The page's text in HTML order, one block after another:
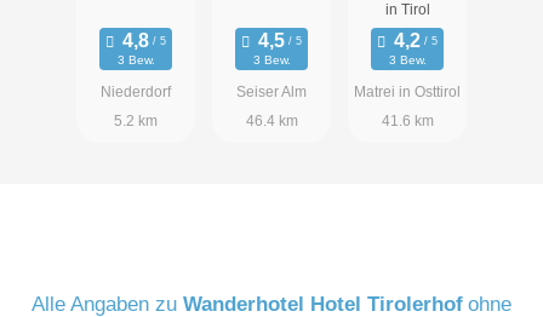
3 Bew.
Niederdorf
5.2 km
3 Bew.
Seiser Alm
46.4 km
in Tirol
3 Bew.
Matrei in Osttirol
41.6 km
Alle Angaben zu Wanderhotel Hotel Tirolerhof ohne